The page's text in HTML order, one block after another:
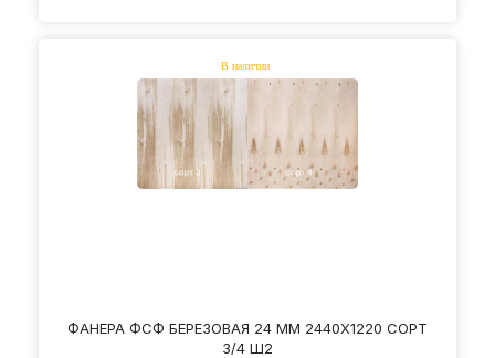
ФАНЕРА ФСФ БЕРЕЗОВАЯ 24 ММ 2440Х1220 СОРТ
3/4 Ш2